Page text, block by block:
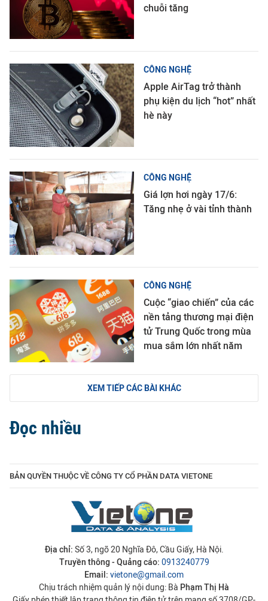
chuỗi tăng
CÔNG NGHỆ
Apple AirTag trở thành
phụ kiện du lịch “hot” nhất
hè này
CÔNG NGHỆ
Giá lợn hơi ngày 17/6:
Tăng nhẹ ở vài tỉnh thành
CÔNG NGHỆ
Cuộc “giao chiến” của các
nền tảng thương mại điện
tử Trung Quốc trong mùa
mua sắm lớn nhất năm
XEM TIẾP CÁC BÀI KHÁC
Đọc nhiều
BẢN QUYỀN THUỘC VỀ CÔNG TY CỔ PHẦN DATA VIETONE
Địa chỉ: Số 3, ngõ 20 Nghĩa Đô, Cầu Giấy, Hà Nội.
Truyền thông - Quảng cáo: 0913240779
Email: vietone@gmail.com
Chịu trách nhiệm quản lý nội dung: Bà Phạm Thị Hà